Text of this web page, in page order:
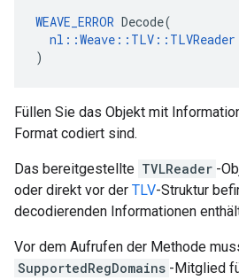
WEAVE_ERROR Decode(
nl::Weave::TLV::TLVReader
)
Füllen Sie das Objekt mit
Format codiert sind.
Das bereitgestellte TVLReader -
oder direkt vor der TLV-Struktur
decodierenden Informationen
Vor dem Aufrufen der Methode
SupportedRegDomains -Mitglied